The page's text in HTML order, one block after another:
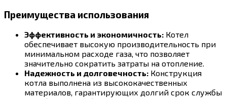
Преимущества использования
Эффективность и экономичность: Котел
обеспечивает высокую производительность при
минимальном расходе газа, что позволяет
значительно сократить затраты на отопление.
Надежность и долговечность: Конструкция
котла выполнена из высококачественных
материалов, гарантирующих долгий срок службы